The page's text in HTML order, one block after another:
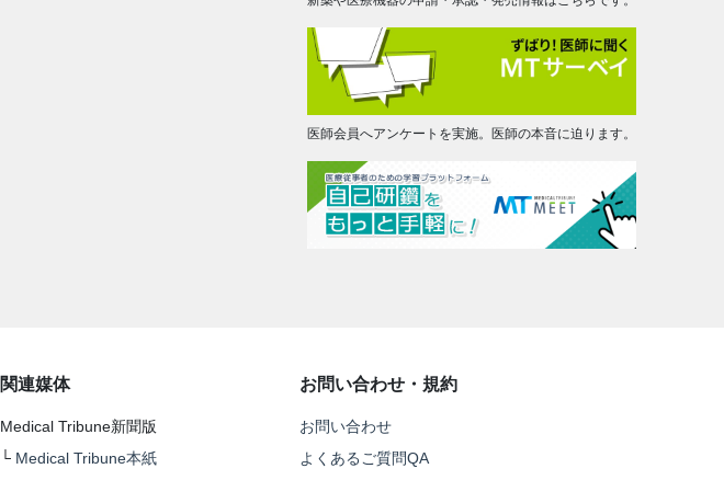
医師会員へアンケートを実施。医師の本音に迫ります。
関連媒体
Medical Tribune新聞版
└ Medical Tribune本紙
お問い合わせ・規約
お問い合わせ
よくあるご質問QA